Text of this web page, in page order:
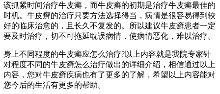
该抓紧时间治疗牛皮癣，而牛皮癣的初期是治疗牛皮癣最佳的
时机。牛皮癣的治疗只要方法选择得当，病情是很容易得到较
好的临床治愈的，且长久不复发的。所以建议牛皮癣患者一定
要及时治疗，切不可拖延耽误病情，使病情恶化，难以治疗。
身上不同程度的牛皮癣应怎么治疗?以上内容就是我院专家针
对程度不同的牛皮癣怎么治疗做出的详细介绍，相信通过以上
内容，您对牛皮癣疾病也有了更多的了解，希望以上内容能对
您今后的生活有更多的帮助。